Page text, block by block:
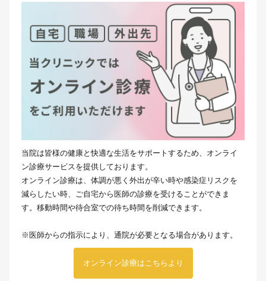
当院は皆様の健康と快適な生活をサポートするため、オンライ
ン診療サービスを提供しております。
オンライン診療は、体調が悪く外出が辛い時や感染症リスクを
減らしたい時、ご自宅から医師の診療を受けることができま
す。移動時間や待合室での待ち時間を削減できます。
※医師からの指示により、通院が必要となる場合があります。
オンライン診療はこちらより